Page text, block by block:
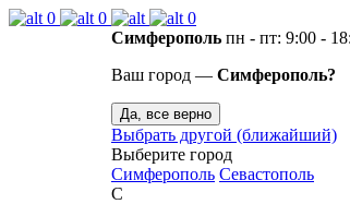
0 0
0
Симферополь пн - пт: 9:00 -
Ваш город — Симферополь?
Да, все верно
Выбрать другой (ближайший)
Выберите город
Симферополь Севастополь
С